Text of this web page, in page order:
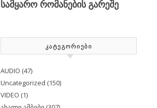
ᲙᲐᲢᲔᲒᲝᲠᲘᲔᲑᲘ
AUDIO (47)
Uncategorized (150)
VIDEO (1)